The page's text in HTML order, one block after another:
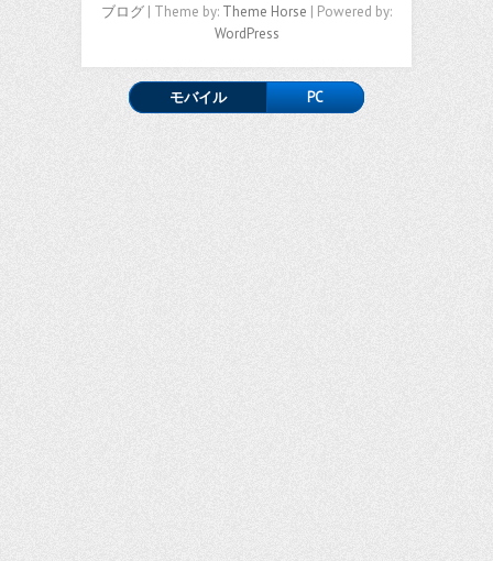
ブログ | Theme by: Theme Horse | Powered by:
WordPress
モバイル PC